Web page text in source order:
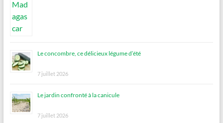
Le concombre, ce délicieux légume d’été
7 juillet 2026
Le jardin confronté à la canicule
7 juillet 2026